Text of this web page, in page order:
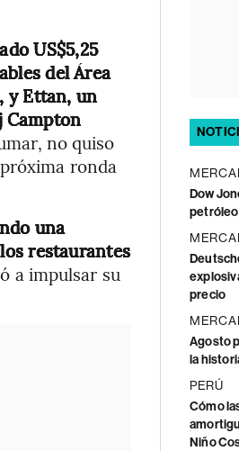
US$5,25
del Área
y Ettan, un
Campton
no quiso
ronda
una
restaurantes
a impulsar su
Dow
petróleo
precio
Agosto
la
PERÚ
Cómo
Niño